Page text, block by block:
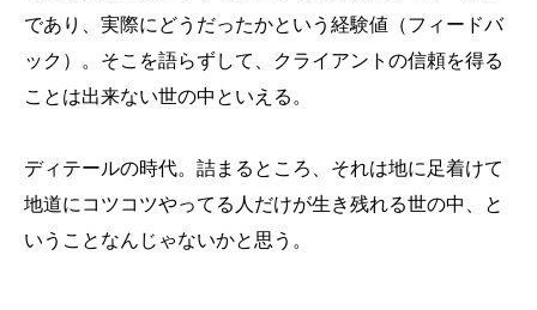
であり、実際にどうだったかという経験値（フィードバ
ック）。そこを語らずして、クライアントの信頼を得る
ことは出来ない世の中といえる。
ディテールの時代。詰まるところ、それは地に足着けて
地道にコツコツやってる人だけが生き残れる世の中、と
いうことなんじゃないかと思う。